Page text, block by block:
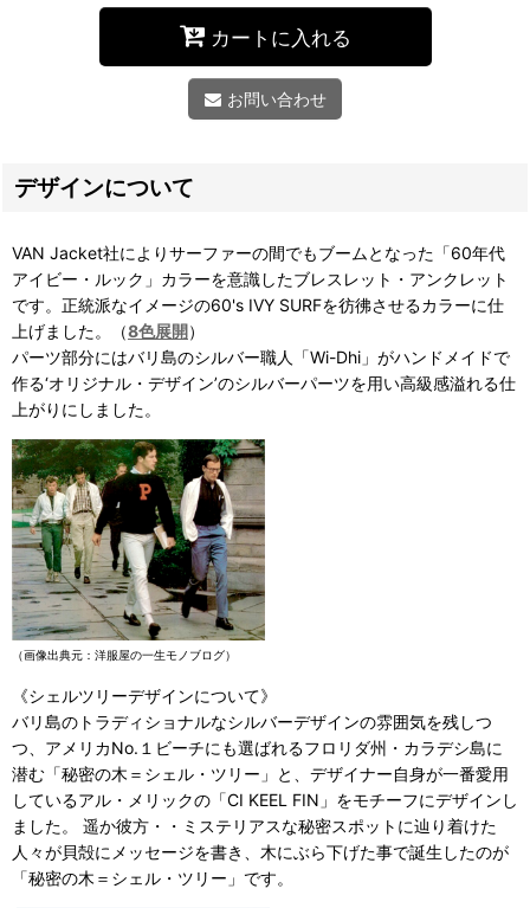
カートに入れる
お問い合わせ
デザインについて
VAN Jacket社によりサーファーの間でもブームとなった「60年代
アイビー・ルック」カラーを意識したブレスレット・アンクレット
です。正統派なイメージの60's IVY SURFを彷彿させるカラーに仕
上げました。（8色展開）
パーツ部分にはバリ島のシルバー職人「Wi-Dhi」がハンドメイドで
作る‘オリジナル・デザイン’のシルバーパーツを用い高級感溢れる仕
上がりにしました。
（画像出典元：洋服屋の一生モノブログ）
《シェルツリーデザインについて》
バリ島のトラディショナルなシルバーデザインの雰囲気を残しつ
つ、アメリカNo.１ビーチにも選ばれるフロリダ州・カラデシ島に
潜む「秘密の木＝シェル・ツリー」と、デザイナー自身が一番愛用
しているアル・メリックの「CI KEEL FIN」をモチーフにデザインし
ました。 遥か彼方・・ミステリアスな秘密スポットに辿り着けた
人々が貝殻にメッセージを書き、木にぶら下げた事で誕生したのが
「秘密の木＝シェル・ツリー」です。